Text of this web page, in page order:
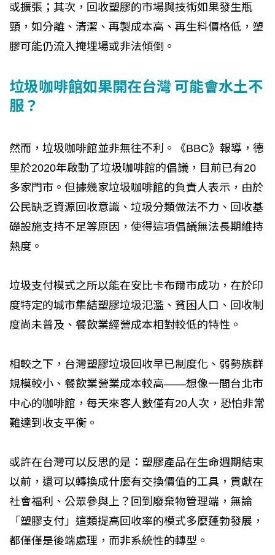
或擴張；其次，回收塑膠的市場與技術如果發生瓶
頸，如分離、清潔、再製成本高、再生料價格低，塑
膠可能仍流入掩埋場或非法傾倒。
垃圾咖啡館如果開在台灣 可能會水土不
服？
然而，垃圾咖啡館並非無往不利。《BBC》報導，德
里於2020年啟動了垃圾咖啡館的倡議，目前已有20
多家門市。但據幾家垃圾咖啡館的負責人表示，由於
公民缺乏資源回收意識、垃圾分類做法不力、回收基
礎設施支持不足等原因，使得這項倡議無法長期維持
熱度。
垃圾支付模式之所以能在安比卡布爾市成功，在於印
度特定的城市集結塑膠垃圾氾濫、貧困人口、回收制
度尚未普及、餐飲業經營成本相對較低的特性。
相較之下，台灣塑膠垃圾回收早已制度化、弱勢族群
規模較小、餐飲業營業成本較高——想像一間台北市
中心的咖啡館，每天來客人數僅有20人次，恐怕非常
難達到收支平衡。
或許在台灣可以反思的是：塑膠產品在生命週期結束
以前，還可以轉換成什麼有交換價值的工具，貢獻在
社會福利、公眾參與上？回到廢棄物管理端，無論
「塑膠支付」這類提高回收率的模式多麼蓬勃發展，
都僅僅是後端處理，而非系統性的轉型。